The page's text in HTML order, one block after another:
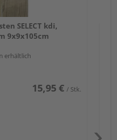
SELECT kdi,
9x9x105cm
erhältlich
15,95 € / Stk.